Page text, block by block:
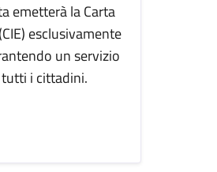
emetterà la Carta
esclusivamente
un servizio
i cittadini.